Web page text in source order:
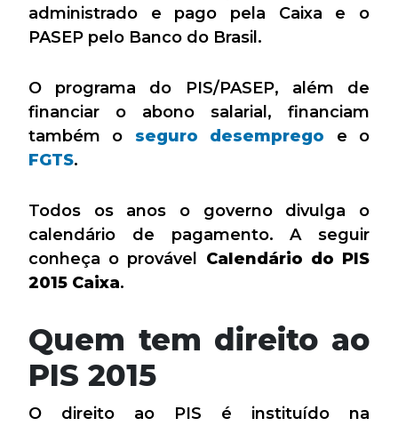
administrado e pago pela Caixa e o
PASEP pelo Banco do Brasil.
O programa do PIS/PASEP, além de
financiar o abono salarial, financiam
também o seguro desemprego e o
FGTS.
Todos os anos o governo divulga o
calendário de pagamento. A seguir
conheça o provável Calendário do PIS
2015 Caixa.
Quem tem direito ao
PIS 2015
O direito ao PIS é instituído na